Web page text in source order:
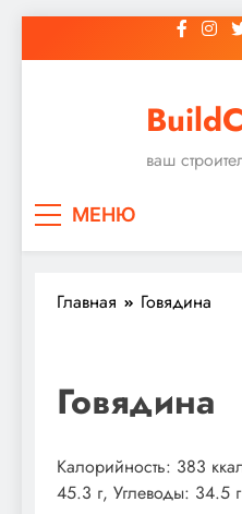
к
ваш
МЕНЮ
Главная Говядина
Говядина
Калорийность: 383
45.3 г, Углеводы: 34.5 г